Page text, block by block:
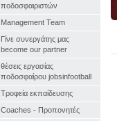
ποδοσφαιριστών
Management Team
Γίνε συνεργάτης μας
become our partner
θέσεις εργασίας
ποδοσφαίρου jobsinfootball
Τροφεία εκπαίδευσης
Coaches - Προπονητές